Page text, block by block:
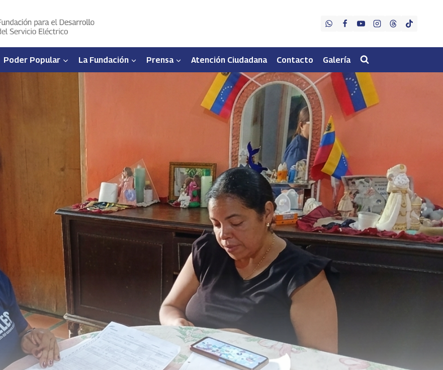
Poder Popular La Fundación Prensa Atención Ciudadana Contacto Galería